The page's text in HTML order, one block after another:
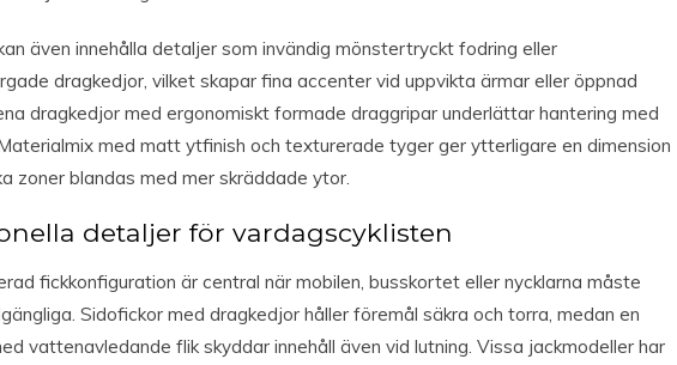
även innehålla detaljer som invändig mönstertryckt fodring eller
dragkedjor, vilket skapar fina accenter vid uppvikta ärmar eller öppnad
dragkedjor med ergonomiskt formade draggripar underlättar hantering med
med matt ytfinish och texturerade tyger ger ytterligare en dimension
zoner blandas med mer skräddade ytor.
detaljer för vardagscyklisten
fickkonfiguration är central när mobilen, busskortet eller nycklarna måste
Sidofickor med dragkedjor håller föremål säkra och torra, medan en
vattenavledande flik skyddar innehåll även vid lutning. Vissa jackmodeller har